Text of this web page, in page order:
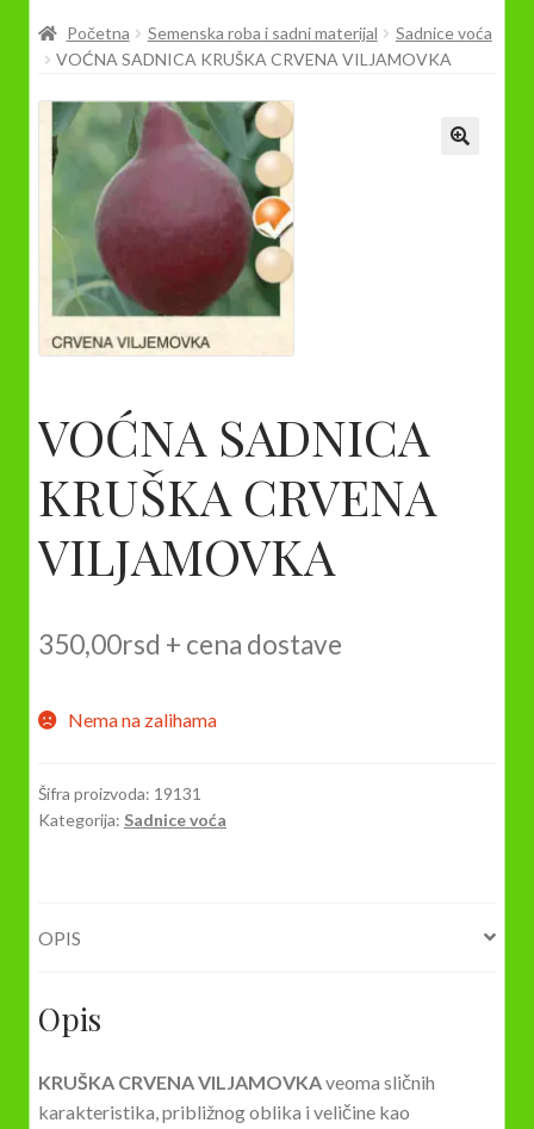
Prodavnica
Početna Semenska roba i sadni materijal
Sadnice voća
VOĆNA SADNICA KRUŠKA CRVENA VILJAMOVKA
VOĆNA SADNICA
KRUŠKA CRVENA
VILJAMOVKA
350,00rsd + cena dostave
Nema na zalihama
Šifra proizvoda: 19131
Kategorija: Sadnice voća
OPIS
Opis
KRUŠKA CRVENA VILJAMOVKAveoma sličnih
karakteristika, približnog oblika i veličine kao